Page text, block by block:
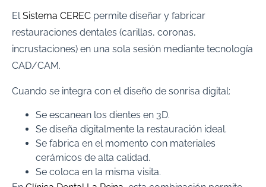
ElSistema CEREC permite diseñar y fabricar
restauraciones dentales (carillas, coronas,
incrustaciones) en una sola sesión mediante tecnología
CAD/CAM.
Cuando se integra con el diseño de sonrisa digital:
Se escanean los dientes en 3D.
Se diseña digitalmente la restauración ideal.
Se fabrica en el momento con materiales
cerámicos de alta calidad.
Se coloca en la misma visita.